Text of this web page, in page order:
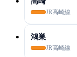
JR高崎線
鴻巣
JR高崎線